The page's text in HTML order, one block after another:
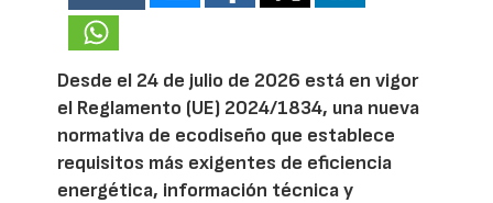
Desde el 24 de julio de 2026 está en vigor
el Reglamento (UE) 2024/1834, una nueva
normativa de ecodiseño que establece
requisitos más exigentes de eficiencia
energética, información técnica y